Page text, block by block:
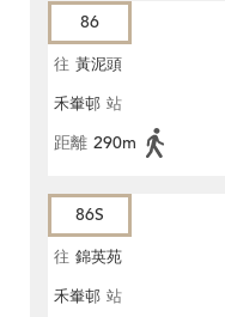
86
往 黃泥頭
禾輋邨 站
距離 290m
86S
往 錦英苑
禾輋邨 站